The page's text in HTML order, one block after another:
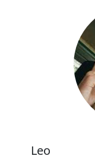
Leo